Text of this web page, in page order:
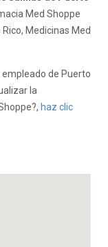
Med Shoppe
Medicinas Med
empleado de Puerto
la
haz clic